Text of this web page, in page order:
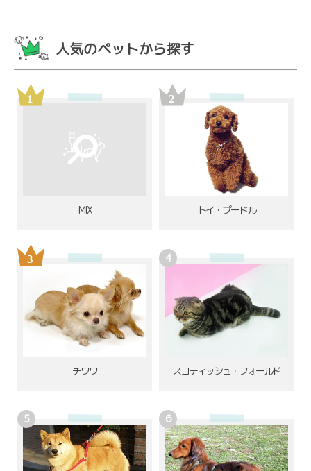
人気のペットから探す
MIX トイ・プードル
チワワ スコティッシュ・フォールド